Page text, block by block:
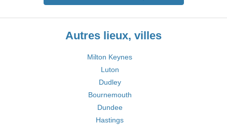
Autres lieux, villes
Milton Keynes
Luton
Dudley
Bournemouth
Dundee
Hastings